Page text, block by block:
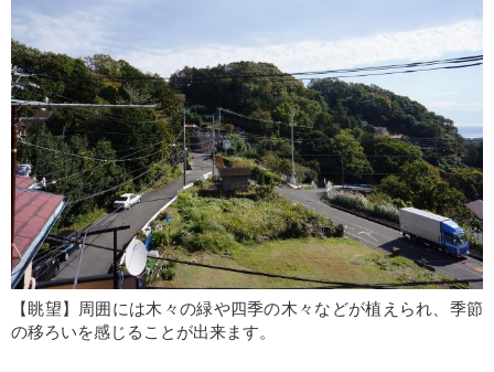
【眺望】周囲には木々の緑や四季の木々などが植えられ、季節
の移ろいを感じることが出来ます。